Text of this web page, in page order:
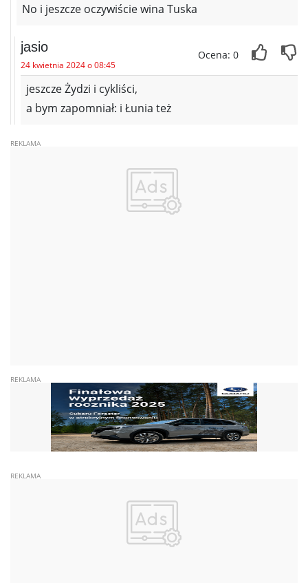
No i jeszcze oczywiście wina Tuska
jasio
24 kwietnia 2024 o 08:45
Ocena: 0
jeszcze Żydzi i cykliści,
a bym zapomniał: i Łunia też